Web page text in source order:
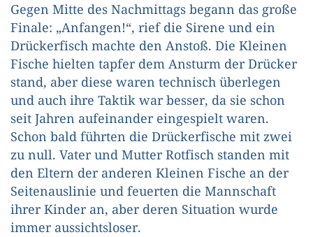
Gegen Mitte des Nachmittags begann das große
Finale: „Anfangen!“, rief die Sirene und ein
Drückerfisch machte den Anstoß. Die Kleinen
Fische hielten tapfer dem Ansturm der Drücker
stand, aber diese waren technisch überlegen
und auch ihre Taktik war besser, da sie schon
seit Jahren aufeinander eingespielt waren.
Schon bald führten die Drückerfische mit zwei
zu null. Vater und Mutter Rotfisch standen mit
den Eltern der anderen Kleinen Fische an der
Seitenauslinie und feuerten die Mannschaft
ihrer Kinder an, aber deren Situation wurde
immer aussichtsloser.